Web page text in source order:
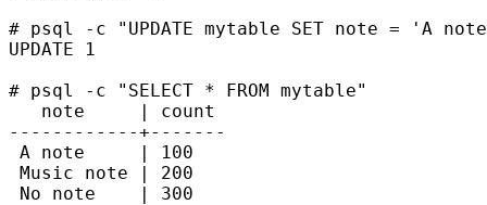
# psql -c "UPDATE mytable SET note = 'A
UPDATE 1
# psql -c "SELECT * FROM mytable"
   note     | count
------------+-------
A note     | 100
Music note | 200
No note    | 300